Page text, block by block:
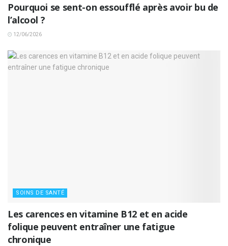
Pourquoi se sent-on essoufflé après avoir bu de
l’alcool ?
12/06/2026
SOINS DE SANTÉ
Les carences en vitamine B12 et en acide
folique peuvent entraîner une fatigue
chronique